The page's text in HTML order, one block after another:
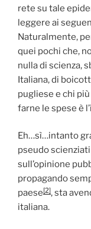
rete su tale
leggere ai
Naturalmente,
quei pochi che,
nulla di scienza,
Italiana, di
pugliese e chi
farne le spese è
Eh…sì…intanto
pseudo
sull’opinione
propagando
paese[2], sta
italiana.